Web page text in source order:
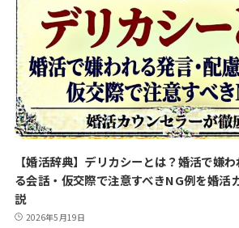
【婚活辞典】デリカシーとは？婚活で嫌
る会話・仮交際で注意すべきNG例を婚活
説
2026年5月19日